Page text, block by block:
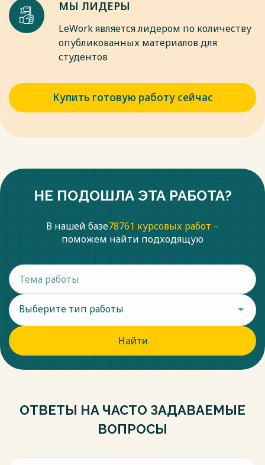
МЫ ЛИДЕРЫ
LeWork является лидером по количеству
опубликованных материалов для
студентов
Купить готовую работу сейчас
НЕ ПОДОШЛА ЭТА РАБОТА?
В нашей базе78761 курсовых работ –
поможем найти подходящую
Выберите тип работы
Найти
ОТВЕТЫ НА ЧАСТО ЗАДАВАЕМЫЕ
ВОПРОСЫ